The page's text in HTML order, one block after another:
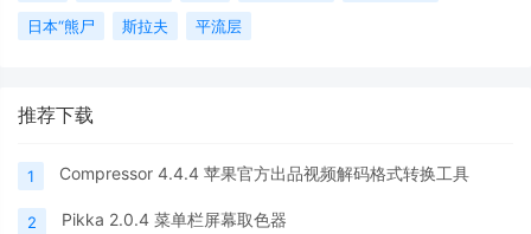
日本“熊尸
斯拉夫 平流层
推荐下载
1 Compressor 4.4.4 苹果官方出品视频解码格式转换工具
2 Pikka 2.0.4 菜单栏屏幕取色器